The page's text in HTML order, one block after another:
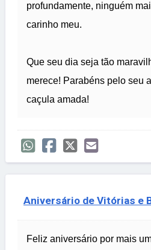
profundamente, ninguém
carinho meu.
Que seu dia seja tão
merece! Parabéns pelo seu
caçula amada!
Aniversário de Vitórias e
Feliz aniversário por mais